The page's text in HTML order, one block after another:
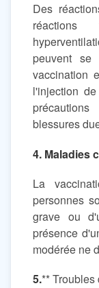
Des
réactions
peuvent
vaccination
l'injection
blessures
4. Maladies
La
personnes
grave ou
présence
modérée ne
5.**